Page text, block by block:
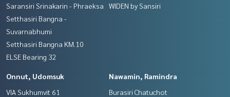
Saransiri Srinakarin - Phraeksa
Setthasiri Bangna -
Suvarnabhumi
Setthasiri Bangna KM.10
ELSE Bearing 32
WIDEN by Sansiri
Onnut, Udomsuk
VIA Sukhumvit 61
Nawamin, Ramindra
Burasiri Chatuchot